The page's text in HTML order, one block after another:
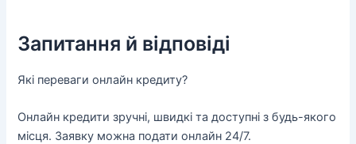
Запитання й відповіді
Які переваги онлайн кредиту?
Онлайн кредити зручні, швидкі та доступні з будь-якого
місця. Заявку можна подати онлайн 24/7.